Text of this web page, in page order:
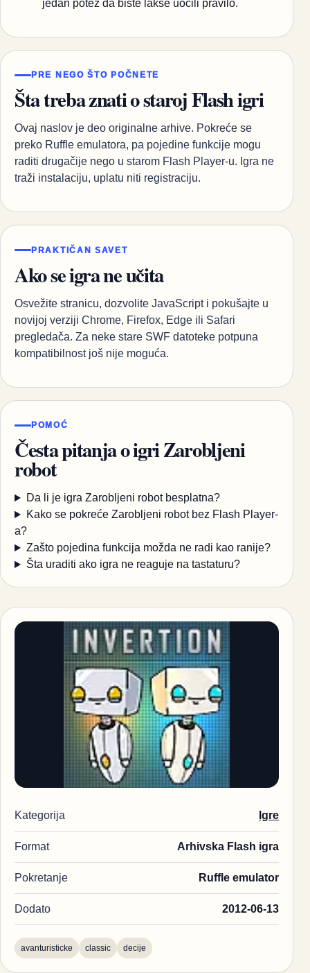
jedan potez da biste lakše uočili pravilo.
PRE NEGO ŠTO POČNETE
Šta treba znati o staroj Flash igri
Ovaj naslov je deo originalne arhive. Pokreće se
preko Ruffle emulatora, pa pojedine funkcije mogu
raditi drugačije nego u starom Flash Player-u. Igra ne
traži instalaciju, uplatu niti registraciju.
PRAKTIČAN SAVET
Ako se igra ne učita
Osvežite stranicu, dozvolite JavaScript i pokušajte u
novijoj verziji Chrome, Firefox, Edge ili Safari
pregledača. Za neke stare SWF datoteke potpuna
kompatibilnost još nije moguća.
POMOĆ
Česta pitanja o igri Zarobljeni
robot
Da li je igra Zarobljeni robot besplatna?
Kako se pokreće Zarobljeni robot bez Flash Player-
a?
Zašto pojedina funkcija možda ne radi kao ranije?
Šta uraditi ako igra ne reaguje na tastaturu?
Kategorija Igre
Format Arhivska Flash igra
Pokretanje Ruffle emulator
Dodato 2012-06-13
avanturisticke classic decije